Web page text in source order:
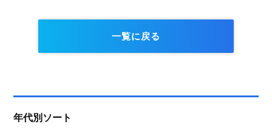
一覧に戻る
年代別ソート